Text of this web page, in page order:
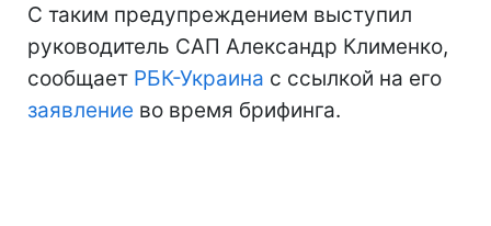
С таким предупреждением выступил
руководитель САП Александр Клименко,
сообщает РБК-Украина с ссылкой на его
заявление во время брифинга.